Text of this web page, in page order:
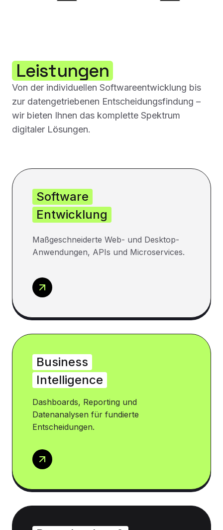
Leistungen
Von der individuellen Softwareentwicklung bis
zur datengetriebenen Entscheidungsfindung –
wir bieten Ihnen das komplette Spektrum
digitaler Lösungen.
Software
Entwicklung
Maßgeschneiderte Web- und Desktop-
Anwendungen, APIs und Microservices.
Business
Intelligence
Dashboards, Reporting und
Datenanalysen für fundierte
Entscheidungen.